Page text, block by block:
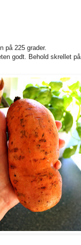
på 225 grader.
godt. Behold skrellet på.